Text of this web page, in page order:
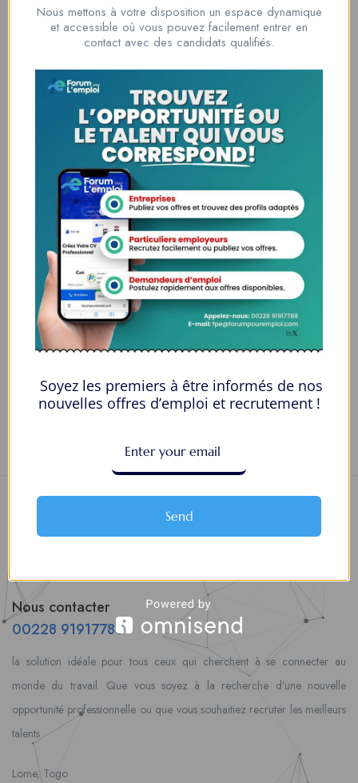
Vous devez êtreconnectépour poster un avis.
Informations du candidat
Temps d'expérience
30-35
Qualification Licence Je travaille
Langues Français
E-mail yolandaf1996@gmail.com
Numéro de téléphone 7911207911
Nous contacter
00228 91917788
la solution idéale pour tous ceux qui cherchent à se connecter au
monde du travail. Que vous soyez à la recherche d’une nouvelle
opportunité professionnelle ou que vous souhaitiez recruter les meilleurs
talents
Lome, Togo
Nous mettons à votre disposition un espace dynamique
et accessible où vous pouvez facilement entrer en
contact avec des candidats qualifiés.
Soyez les premiers à être informés de nos
nouvelles offres d’emploi et recrutement !
Send